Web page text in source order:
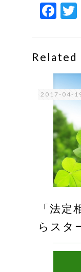
Related
2017-04-
「法
らスタ